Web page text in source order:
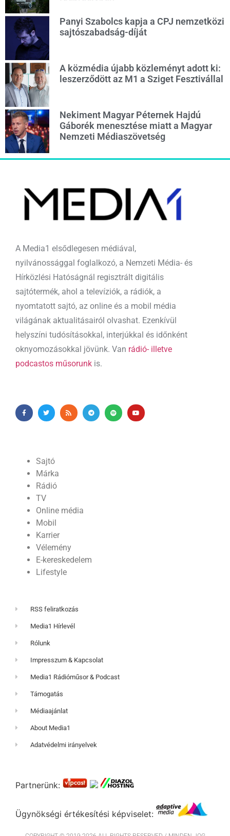
Panyi Szabolcs kapja a CPJ nemzetközi
sajtószabadság-díját
A közmédia újabb közleményt adott ki:
leszerződött az M1 a Sziget Fesztivállal
Nekiment Magyar Péternek Hajdú
Gáborék menesztése miatt a Magyar
Nemzeti Médiaszövetség
A Media1 elsődlegesen médiával,
nyilvánossággal foglalkozó, a Nemzeti Média- és
Hírközlési Hatóságnál regisztrált digitális
sajtótermék, ahol a televíziók, a rádiók, a
nyomtatott sajtó, az online és a mobil média
világának aktualitásairól olvashat. Ezenkívül
helyszíni tudósításokkal, interjúkkal és időnként
oknyomozásokkal jövünk. Van rádió- illetve
podcastos műsorunk is.
Sajtó
Márka
Rádió
TV
Online média
Mobil
Karrier
Vélemény
E-kereskedelem
Lifestyle
RSS feliratkozás
Media1 Hírlevél
Rólunk
Impresszum & Kapcsolat
Media1 Rádióműsor & Podcast
Támogatás
Médiaajánlat
About Media1
Adatvédelmi irányelvek
Partnerünk:
Ügynökségi értékesítési képviselet: